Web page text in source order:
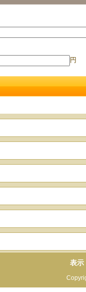
円
表示